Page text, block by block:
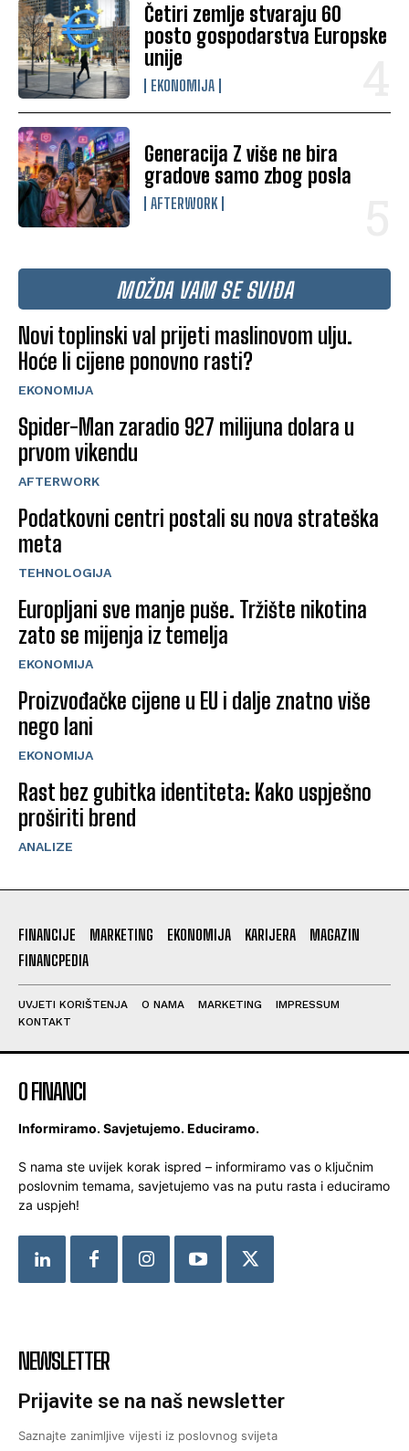
Četiri zemlje stvaraju 60
posto gospodarstva Europske
unije
EKONOMIJA
Generacija Z više ne bira
gradove samo zbog posla
AFTERWORK
MOŽDA VAM SE SVIĐA
Novi toplinski val prijeti maslinovom ulju.
Hoće li cijene ponovno rasti?
EKONOMIJA
Spider-Man zaradio 927 milijuna dolara u
prvom vikendu
AFTERWORK
Podatkovni centri postali su nova strateška
meta
TEHNOLOGIJA
Europljani sve manje puše. Tržište nikotina
zato se mijenja iz temelja
EKONOMIJA
Proizvođačke cijene u EU i dalje znatno više
nego lani
EKONOMIJA
Rast bez gubitka identiteta: Kako uspješno
proširiti brend
ANALIZE
FINANCIJE MARKETING EKONOMIJA KARIJERA
MAGAZIN
FINANCPEDIA
UVJETI KORIŠTENJA O NAMA MARKETING
IMPRESSUM
KONTAKT
O FINANCI
Informiramo. Savjetujemo. Educiramo.
S nama ste uvijek korak ispred – informiramo vas o ključnim
poslovnim temama, savjetujemo vas na putu rasta i educiramo
za uspjeh!
NEWSLETTER
Prijavite se na naš newsletter
Saznajte zanimljive vijesti iz poslovnog svijeta